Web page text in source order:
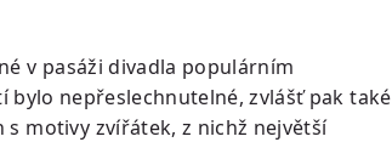
v pasáži divadla populárním
bylo nepřeslechnutelné, zvlášť pak také
motivy zvířátek, z nichž největší